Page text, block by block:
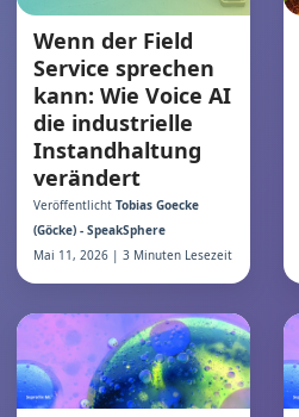
Wenn der Field
Service sprechen
kann: Wie Voice AI
die industrielle
Instandhaltung
verändert
Veröffentlicht Tobias Goecke
(Göcke) - SpeakSphere
Mai 11, 2026 | 3 Minuten Lesezeit